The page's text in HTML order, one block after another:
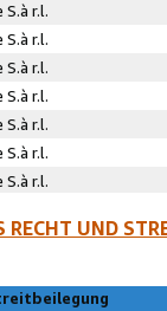
S.à r.l.
S.à r.l.
S.à r.l.
S.à r.l.
S.à r.l.
S.à r.l.
S.à r.l.
UND